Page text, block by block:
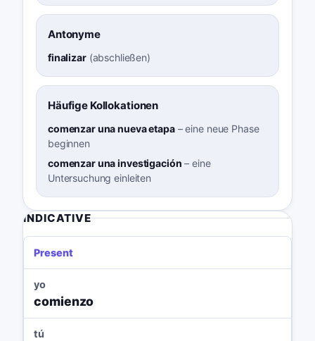
Antonyme
finalizar(abschließen)
Häufige Kollokationen
comenzar una nueva etapa–eine neue Phase
beginnen
comenzar una investigación –eine
Untersuchung einleiten
INDICATIVE
Present
yo
comienzo
tú